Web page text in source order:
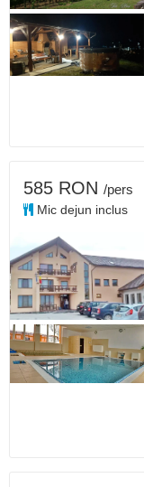
585 RON /pers
Mic dejun inclus